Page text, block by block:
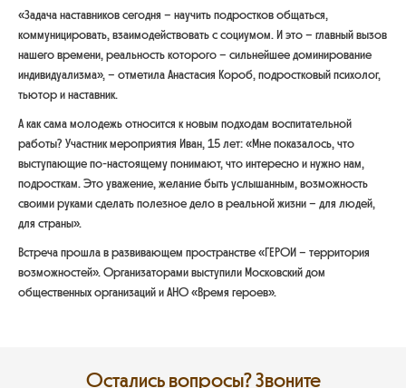
«Задача наставников сегодня – научить подростков общаться,
коммуницировать, взаимодействовать с социумом. И это – главный вызов
нашего времени, реальность которого – сильнейшее доминирование
индивидуализма», – отметила Анастасия Короб, подростковый психолог,
тьютор и наставник.
А как сама молодежь относится к новым подходам воспитательной
работы? Участник мероприятия Иван, 15 лет: «Мне показалось, что
выступающие по-настоящему понимают, что интересно и нужно нам,
подросткам. Это уважение, желание быть услышанным, возможность
своими руками сделать полезное дело в реальной жизни – для людей,
для страны».
Встреча прошла в развивающем пространстве «ГЕРОИ – территория
возможностей». Организаторами выступили Московский дом
общественных организаций и АНО «Время героев».
Остались вопросы? Звоните